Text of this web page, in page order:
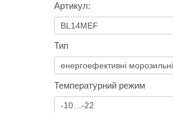
Артикул:
Тип
Температурний режим